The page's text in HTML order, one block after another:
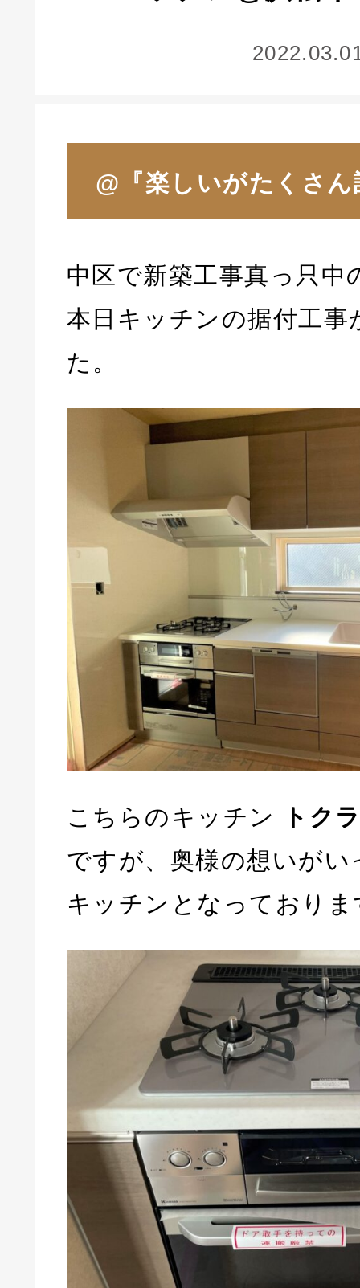
@『楽しいがたくさ
中区で新築工事真っ只中
本日キッチンの据付工事
た。
こちらのキッチン
トク
ですが、奥様の想いが
キッチンとなっておりま